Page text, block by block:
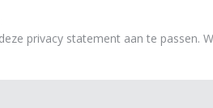
privacy statement aan te passen.